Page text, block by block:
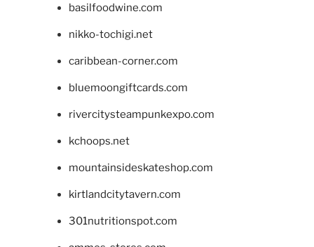
basilfoodwine.com
nikko-tochigi.net
caribbean-corner.com
bluemoongiftcards.com
rivercitysteampunkexpo.com
kchoops.net
mountainsideskateshop.com
kirtlandcitytavern.com
301nutritionspot.com